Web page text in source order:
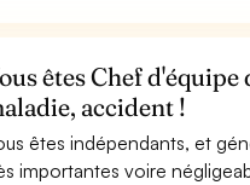
êtes Chef d'équipe
accident !
êtes indépendants, et
importantes voire